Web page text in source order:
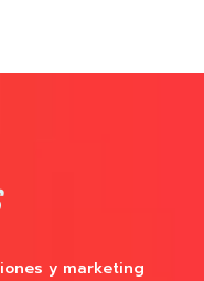
y marketing